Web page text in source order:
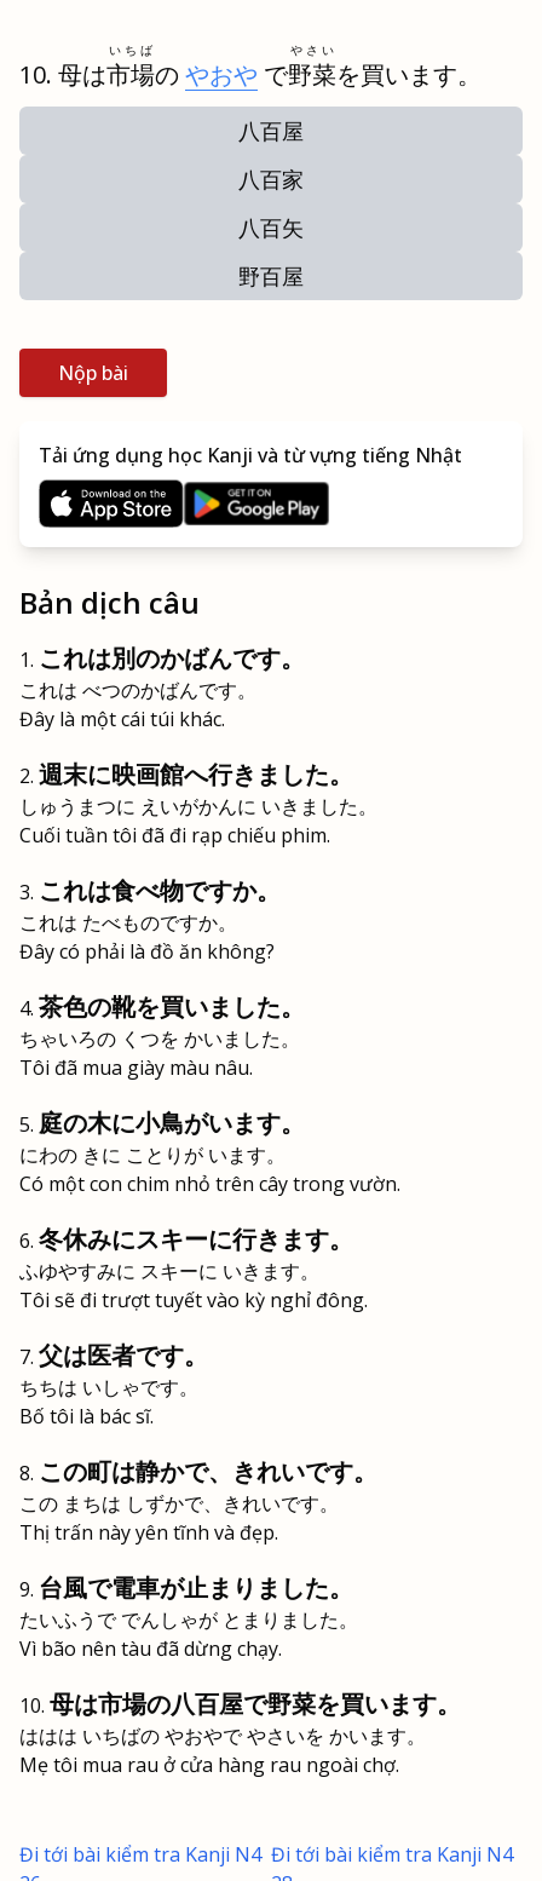
母は市場
いちば
の やおや で野菜
やさい
を買います。
八百屋
八百家
八百矢
野百屋
Nộp bài
Tải ứng dụng học Kanji và từ vựng tiếng Nhật
Bản dịch câu
これは別のかばんです。
これは べつのかばんです。
Đây là một cái túi khác.
週末に映画館へ行きました。
しゅうまつに えいがかんに いきました。
Cuối tuần tôi đã đi rạp chiếu phim.
これは食べ物ですか。
これは たべものですか。
Đây có phải là đồ ăn không?
茶色の靴を買いました。
ちゃいろの くつを かいました。
Tôi đã mua giày màu nâu.
庭の木に小鳥がいます。
にわの きに ことりが います。
Có một con chim nhỏ trên cây trong vườn.
冬休みにスキーに行きます。
ふゆやすみに スキーに いきます。
Tôi sẽ đi trượt tuyết vào kỳ nghỉ đông.
父は医者です。
ちちは いしゃです。
Bố tôi là bác sĩ.
この町は静かで、きれいです。
この まちは しずかで、きれいです。
Thị trấn này yên tĩnh và đẹp.
台風で電車が止まりました。
たいふうで でんしゃが とまりました。
Vì bão nên tàu đã dừng chạy.
母は市場の八百屋で野菜を買います。
ははは いちばの やおやで やさいを かいます。
Mẹ tôi mua rau ở cửa hàng rau ngoài chợ.
Đi tới bài kiểm tra Kanji N4 Đi tới bài kiểm tra Kanji N4